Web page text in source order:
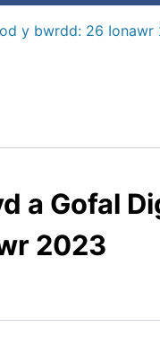
y bwrdd: 26 Ionawr
a Gofal
2023